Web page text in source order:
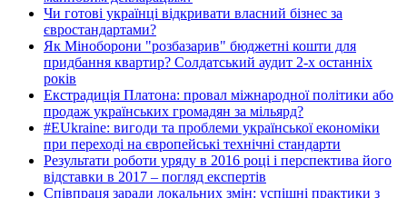
Чи готові українці відкривати власний бізнес за
євростандартами?
Як Міноборони "розбазарив" бюджетні кошти для
придбання квартир? Солдатський аудит 2-х останніх
років
Екстрадиція Платона: провал міжнародної політики або
продаж українських громадян за мільярд?
#EUkraine: вигоди та проблеми української економіки
при переході на європейські технічні стандарти
Результати роботи уряду в 2016 році і перспектива його
відставки в 2017 – погляд експертів
Співпраця заради локальних змін: успішні практики з